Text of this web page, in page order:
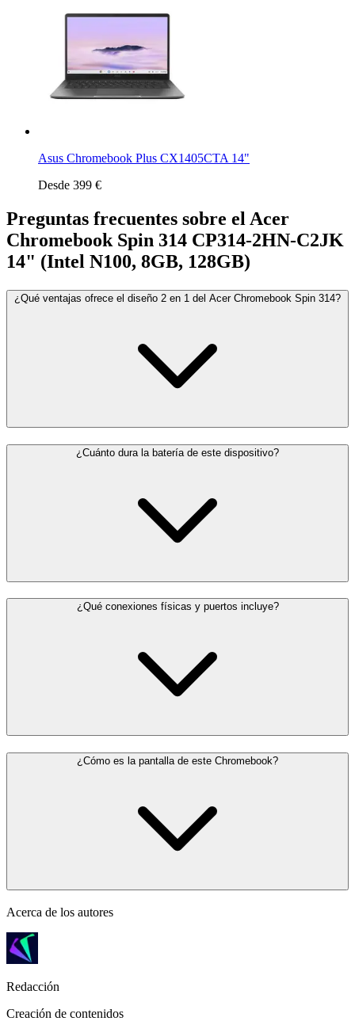
Asus Chromebook Plus CX1405CTA 14"
Desde 399 €
Preguntas frecuentes sobre el Acer
Chromebook Spin 314 CP314-2HN-C2JK
14" (Intel N100, 8GB, 128GB)
¿Qué ventajas ofrece el diseño 2 en 1 del Acer Chromebook Spin 314?
¿Cuánto dura la batería de este dispositivo?
¿Qué conexiones físicas y puertos incluye?
¿Cómo es la pantalla de este Chromebook?
Acerca de los autores
Redacción
Creación de contenidos